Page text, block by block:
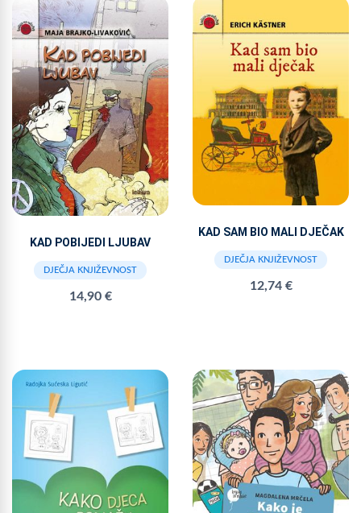
KAD POBIJEDI LJUBAV
DJEČJA KNJIŽEVNOST
14,90 €
KAD SAM BIO MALI DJEČAK
DJEČJA KNJIŽEVNOST
12,74 €